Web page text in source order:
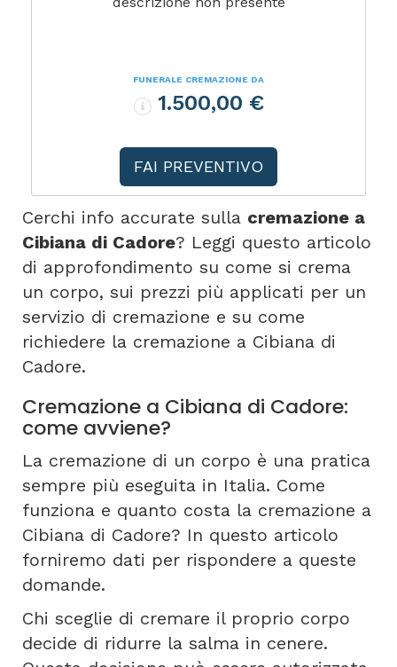
FUNERALE CREMAZIONE DA
1.500,00 €
FAI PREVENTIVO
Cerchi info accurate sulla cremazione a
Cibiana di Cadore? Leggi questo articolo
di approfondimento su come si crema
un corpo, sui prezzi più applicati per un
servizio di cremazione e su come
richiedere la cremazione a Cibiana di
Cadore.
Cremazione a Cibiana di Cadore:
come avviene?
La cremazione di un corpo è una pratica
sempre più eseguita in Italia. Come
funziona e quanto costa la cremazione a
Cibiana di Cadore? In questo articolo
forniremo dati per rispondere a queste
domande.
Chi sceglie di cremare il proprio corpo
decide di ridurre la salma in cenere.